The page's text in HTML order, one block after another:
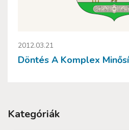
2012.03.21
Döntés A Komplex
Kategóriák